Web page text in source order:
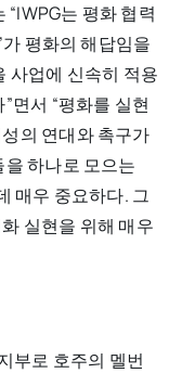
는 평화 협력
가 평화의 해답임을
사업에 신속히 적용
면서 “평화를 실현
의 연대와 촉구가
하나로 모으는
매우 중요하다. 그
실현을 위해 매우
부로 호주의 멜번